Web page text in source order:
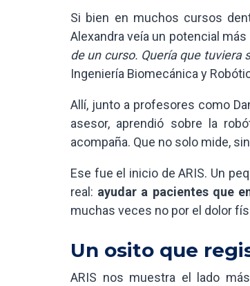
Si bien en muchos cursos
Alexandra veía un potencial más
de un curso. Quería que tuviera
Ingeniería Biomecánica y
Allí, junto a profesores como
asesor, aprendió sobre la
acompaña. Que no solo mide,
Ese fue el inicio de ARIS. Un
real: ayudar a pacientes que
muchas veces no por el dolor
Un osito que
ARIS nos muestra el lado